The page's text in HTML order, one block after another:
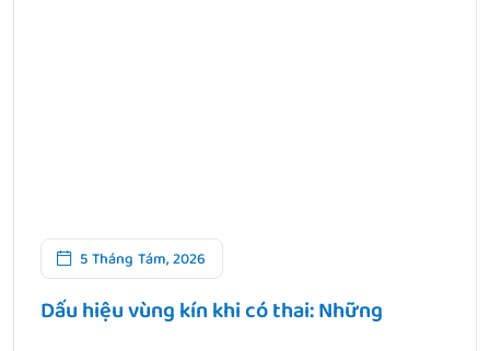
5 Tháng Tám, 2026
Dấu hiệu vùng kín khi có thai: Những